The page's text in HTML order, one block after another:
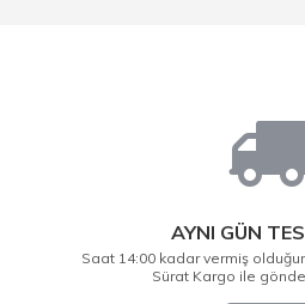
AYNI GÜN
Saat 14:00 kadar vermiş
Sürat Kargo ile